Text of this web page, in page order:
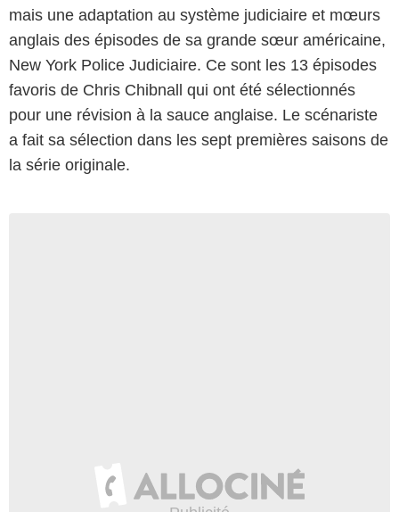
mais une adaptation au système judiciaire et mœurs
anglais des épisodes de sa grande sœur américaine,
New York Police Judiciaire. Ce sont les 13 épisodes
favoris de Chris Chibnall qui ont été sélectionnés
pour une révision à la sauce anglaise. Le scénariste
a fait sa sélection dans les sept premières saisons de
la série originale.